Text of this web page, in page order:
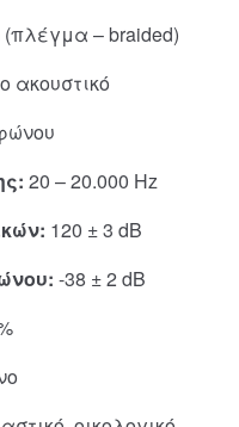
(πλέγμα – braided)
ακουστικό
20 – 20.000 Hz
120 ± 3 dB
-38 ± 2 dB